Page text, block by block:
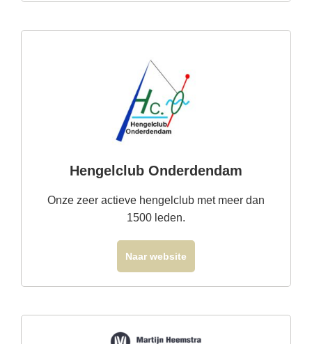
Hengelclub Onderdendam
Onze zeer actieve hengelclub met meer dan
1500 leden.
Naar website